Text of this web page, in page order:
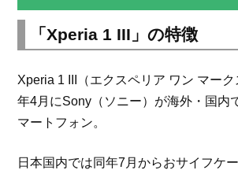
「Xperia 1 III」の特徴
Xperia 1 III（エクスペリア ワン マー
年4月にSony（ソニー）が海外・国内
マートフォン。
日本国内では同年7月からおサイフケ